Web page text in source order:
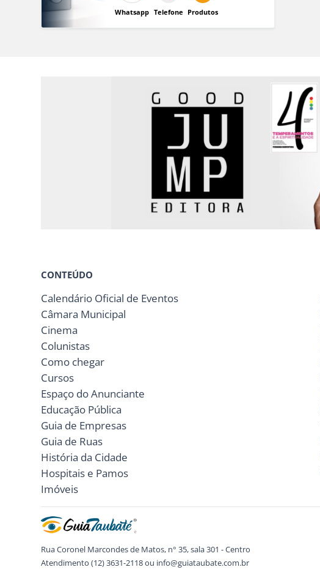
Fale com a revenda na Av. do Povo.
Whatsapp Telefone Produtos
CONTEÚDO
Calendário Oficial de Eventos
Câmara Municipal
Cinema
Colunistas
Como chegar
Cursos
Espaço do Anunciante
Educação Pública
Guia de Empresas
Guia de Ruas
História da Cidade
Hospitais e Pamos
Imóveis
Rua Coronel Marcondes de Matos, n° 35, sala 301 - Centro
Atendimento (12) 3631-2118 ou info@guiataubate.com.br